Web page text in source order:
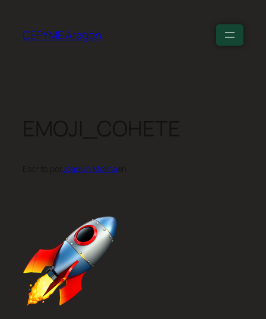
CEPYME Aragón
Joaquín Molina